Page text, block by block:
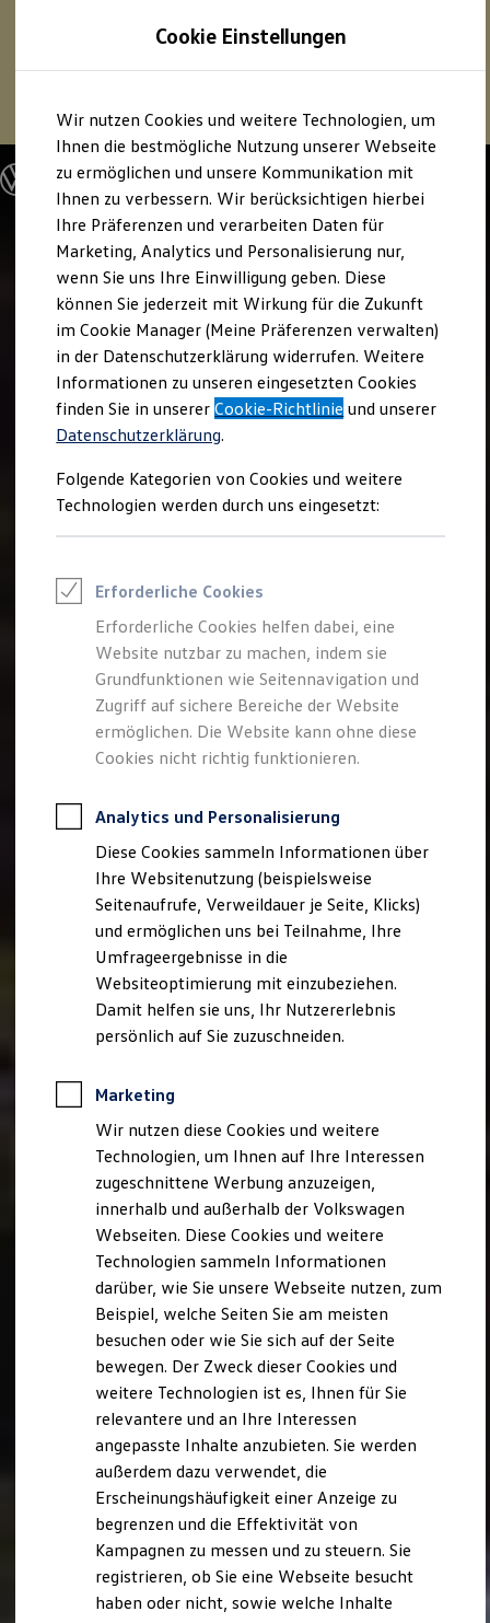
Hauptinhalt
springen
Footer
springen
Profitieren Sie von bis zu6.000 € 1
VolkswagenID. oder
Hybridmodelle.
Mehr zur E‑Auto-Förderung
Modelle und Konfigurator
Konfigurator
Modelle vergleichen
Konfiguration laden
Autosuche
Elektroautos
ENERGY Sondermodelle
Nutzfahrzeuge
SUV und CUV
Familienautos
Kombis
Kompaktwagen
Sportwagen
Schnell verfügbare Fahrzeuge
Angebote und Produkte
Aktuelle Angebote
E-Auto-Förderung
Volkswagen Marktplatz
Elektromobilität bei Gebrauchtwagen
Saisonangebote
Reifenpakete
Leasing
Leasing-Angebote
Gebrauchtwagen Leasing
Junge Gebrauchtwagen-Leasing
Elektroauto Leasing
Kleinwagen-Leasing
Autokredit mit Schlussrate
Versicherungen und Garantien
Kfz-Versicherung
Restschuldversicherungen
Garantien
Wartungsverträge
Geschäftskunden
Professional Class bei Volkswagen
Großkunden
Behörden
Direktkunden
Sonderfahrzeuge
Elektromobilität
Elektroautos
Elektrofahrzeugkonzepte
ID. EVERY1
Reichweite
Reichweite der ID. Modelle
Reichweite im Winter
Rekuperation
Laden
Laden unterwegs
Laden Zuhause
Ladestationen finden
Ladezeitensimulator
Sicherheit
Garantie und Lebensdauer
Nachhaltigkeit
Kosten und Kauf
Verbrauchskosten
Kaufoptionen
E-Auto-Förderung
Software und Konnektivität
Die ID. Software 6
ID. Software Versionen und Updates
Digitale Extras
Schnittstellen zu Ihrem ID.
Cookie Einstellungen
Wir nutzen Cookies und weitere Technologien, um
Ihnen die bestmögliche Nutzung unserer Webseite
zu ermöglichen und unsere Kommunikation mit
Ihnen zu verbessern. Wir berücksichtigen hierbei
Ihre Präferenzen und verarbeiten Daten für
Marketing, Analytics und Personalisierung nur,
wenn Sie uns Ihre Einwilligung geben. Diese
können Sie jederzeit mit Wirkung für die Zukunft
im Cookie Manager (Meine Präferenzen verwalten)
in der Datenschutzerklärung widerrufen. Weitere
Informationen zu unseren eingesetzten Cookies
finden Sie in unsererCookie-Richtlinie und unserer
Datenschutzerklärung.
Folgende Kategorien von Cookies und weitere
Technologien werden durch uns eingesetzt:
Erforderliche Cookies
Erforderliche Cookies helfen dabei, eine
Website nutzbar zu machen, indem sie
Grundfunktionen wie Seitennavigation und
Zugriff auf sichere Bereiche der Website
ermöglichen. Die Website kann ohne diese
Cookies nicht richtig funktionieren.
Analytics und Personalisierung
Diese Cookies sammeln Informationen über
Ihre Websitenutzung (beispielsweise
Seitenaufrufe, Verweildauer je Seite, Klicks)
und ermöglichen uns bei Teilnahme, Ihre
Umfrageergebnisse in die
Websiteoptimierung mit einzubeziehen.
Damit helfen sie uns, Ihr Nutzererlebnis
persönlich auf Sie zuzuschneiden.
Marketing
Wir nutzen diese Cookies und weitere
Technologien, um Ihnen auf Ihre Interessen
zugeschnittene Werbung anzuzeigen,
innerhalb und außerhalb der Volkswagen
Webseiten. Diese Cookies und weitere
Technologien sammeln Informationen
darüber, wie Sie unsere Webseite nutzen, zum
Beispiel, welche Seiten Sie am meisten
besuchen oder wie Sie sich auf der Seite
bewegen. Der Zweck dieser Cookies und
weitere Technologien ist es, Ihnen für Sie
relevantere und an Ihre Interessen
angepasste Inhalte anzubieten. Sie werden
außerdem dazu verwendet, die
Erscheinungshäufigkeit einer Anzeige zu
begrenzen und die Effektivität von
Kampagnen zu messen und zu steuern. Sie
registrieren, ob Sie eine Webseite besucht
haben oder nicht, sowie welche Inhalte